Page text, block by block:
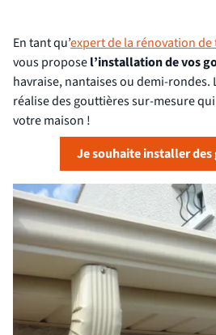
En tant qu’expert de la rénovation
vous proposel’installation de vos
havraise, nantaises ou demi-rondes.
réalise des gouttières sur-mesure
votre maison !
Je souhaite installer